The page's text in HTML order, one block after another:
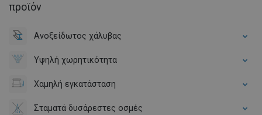
προϊόν
Ανοξείδωτος χάλυβας
Υψηλή χωρητικότητα
Χαμηλή εγκατάσταση
Σταματά δυσάρεστες οσμές